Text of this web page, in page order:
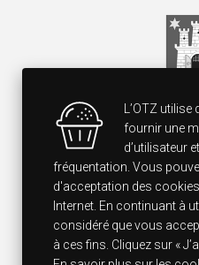
L’OTZ
fournir une
d’utilisateur
fréquentation. Vous
d'acceptation des
Internet. En continuant à
considéré que vous
à ces fins. Cliquez sur «